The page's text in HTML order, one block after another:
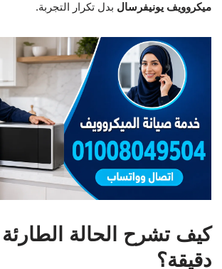
ميكروويف يونيفرسال بدل تكرار التجربة.
كيف تشرح الحالة
دقيقة؟